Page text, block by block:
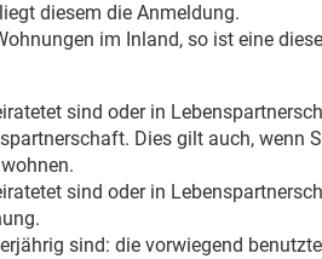
diesem die Anmeldung.
im Inland, so ist eine
sind oder in
Dies gilt auch, wenn
sind oder in
sind: die vorwiegend